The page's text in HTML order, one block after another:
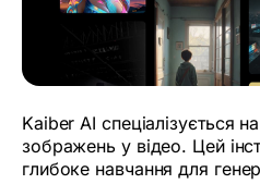
Kaiber AI спеціалізується
зображень у відео. Цей
глибоке навчання для